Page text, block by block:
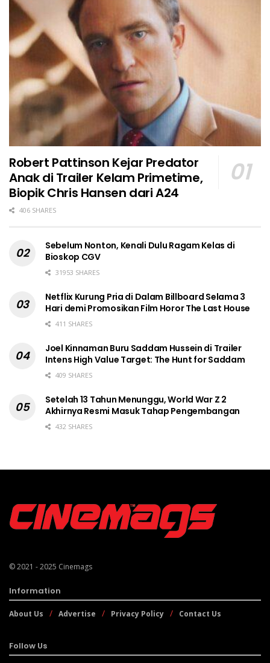
Robert Pattinson Kejar Predator
Anak di Trailer Kelam Primetime,
Biopik Chris Hansen dari A24
406 SHARES
Sebelum Nonton, Kenali Dulu Ragam Kelas di
Bioskop CGV
31953 SHARES
Netflix Kurung Pria di Dalam Billboard Selama 3
Hari demi Promosikan Film Horor The Last House
411 SHARES
Joel Kinnaman Buru Saddam Hussein di Trailer
Intens High Value Target: The Hunt for Saddam
409 SHARES
Setelah 13 Tahun Menunggu, World War Z 2
Akhirnya Resmi Masuk Tahap Pengembangan
432 SHARES
© 2021 - 2025 Cinemags
Information
About Us Advertise Privacy Policy Contact Us
Follow Us